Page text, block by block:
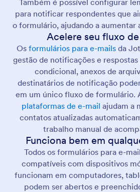
Também é possível configurar
para notificar respondentes que
o formulário, ajudando a aumentar
Acelere seu fluxo
Os formulários para e-mailsda
gestão de notificações e
condicional, anexos de
destinatários de notificação
em um único fluxo de formulário.
plataformas de e-mail ajudam a
contatos atualizadas
trabalho manual de
Funciona bem em
Todos os formulários para e-
compatíveis com dispositivos
funcionam em computadores,
podem ser abertos e